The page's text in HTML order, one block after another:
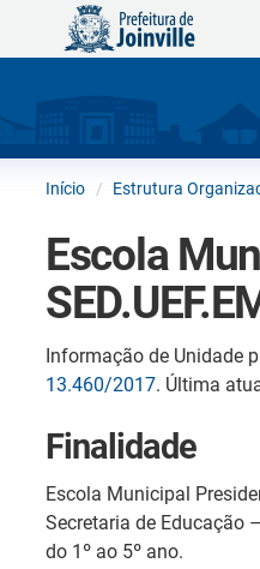
Início Estrutura
Escola
Informação de Unidade
13.460/2017. Última
Finalidade
Escola Municipal
Secretaria de Educação
do 1º ao 5º ano.